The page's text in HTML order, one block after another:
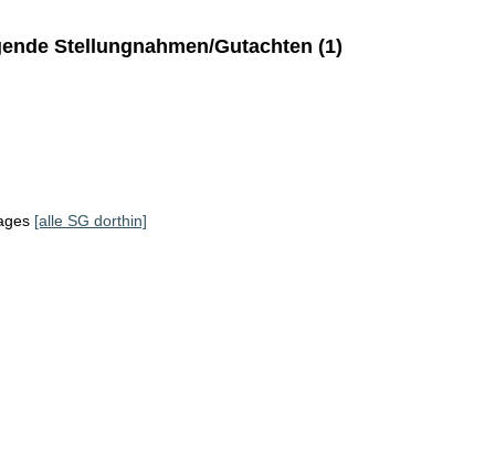
Stellungnahmen/Gutachten (1)
[alle SG dorthin]